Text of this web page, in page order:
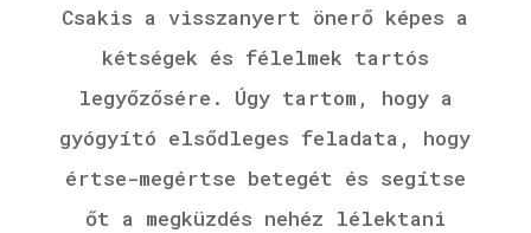
Csakis a visszanyert önerő képes a
kétségek és félelmek tartós
legyőzősére. Úgy tartom, hogy a
gyógyító elsődleges feladata, hogy
értse-megértse betegét és segítse
őt a megküzdés nehéz lélektani